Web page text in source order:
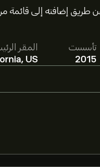
تأسست
2015
المقر
US